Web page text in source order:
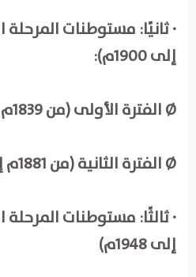
إلى 1900م):
Ø الفترة الأولى (من 1839م إلى 1881م).
Ø الفترة الثانية (من 1881م إلى 1900م).
إلى 1948م)